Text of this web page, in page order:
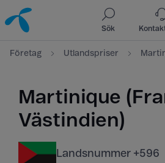
Till innehåll
Till sök
Sök
Företag Utlandspriser
Martinique
Västindien)
Landsnummer +596